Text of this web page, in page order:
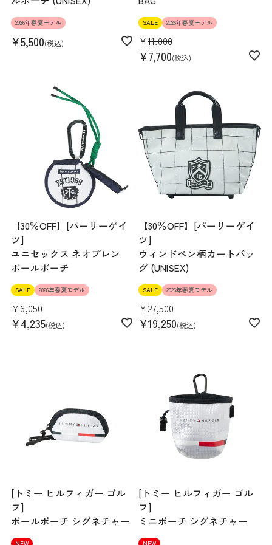
2026年春夏モデル
¥5,500 税込
SALE 2026年春夏モデル
¥11,000
¥7,700 税込
【30％OFF】[パーリーゲイ
ツ]
ユニセックス ネオプレン
ボールポーチ
SALE 2026年春夏モデル
¥6,050
¥4,235 税込
【30％OFF】[パーリーゲイ
ツ]
ウィンドペン柄カートバッ
グ (UNISEX)
SALE 2026年春夏モデル
¥27,500
¥19,250 税込
[トミー ヒルフィガー ゴル
フ]
ボールポーチ シグネチャー
NEW
[トミー ヒルフィガー ゴル
フ]
ミニポーチ シグネチャー
NEW